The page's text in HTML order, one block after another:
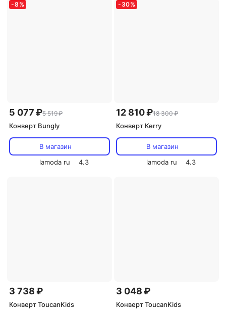
-8 %
5 077 ₽5 519 ₽
Конверт Bungly
В магазин
lamoda ru
4.3
- 30%
12 810 ₽18 300 ₽
Конверт Kerry
В магазин
lamoda ru
4.3
3 738 ₽
Конверт ToucanKids
3 048 ₽
Конверт ToucanKids